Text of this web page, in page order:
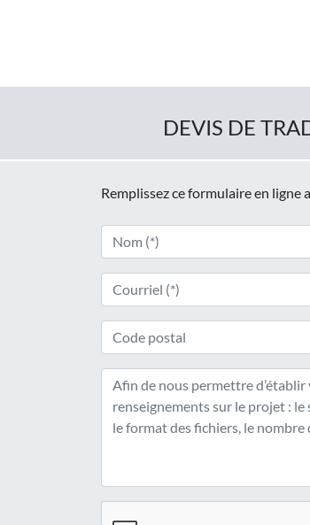
DEVIS DE
Remplissez ce formulaire en